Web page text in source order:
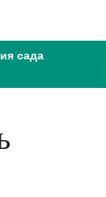
сада